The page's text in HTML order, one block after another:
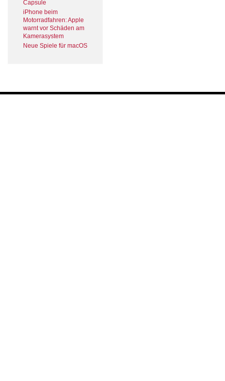
Capsule
iPhone beim
Motorradfahren: Apple
warnt vor Schäden am
Kamerasystem
Neue Spiele für macOS